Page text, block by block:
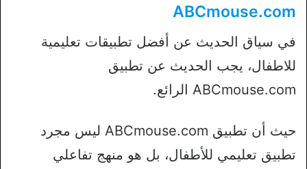
ABCmouse.com
في سياق الحديث عن أفضل تطبيقات تعليمية
للاطفال، يجب الحديث عن تطبيق
ABCmouse.com الرائع.
حيث أن تطبيق ABCmouse.com ليس مجرد
تطبيق تعليمي للأطفال، بل هو منهج تفاعلي